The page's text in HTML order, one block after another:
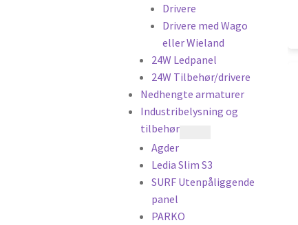
Drivere
Drivere med Wago
eller Wieland
24W Ledpanel
24W Tilbehør/drivere
Nedhengte armaturer
Industribelysning og
tilbehør
Agder
Ledia Slim S3
SURF Utenpåliggende
panel
PARKO